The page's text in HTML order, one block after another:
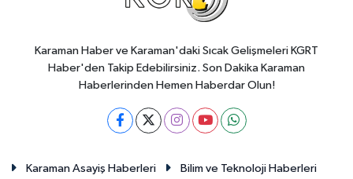
Karaman Haber ve Karaman'daki Sıcak Gelişmeleri KGRT
Haber'den Takip Edebilirsiniz. Son Dakika Karaman
Haberlerinden Hemen Haberdar Olun!
Karaman Asayiş Haberleri
Bilim ve Teknoloji Haberleri